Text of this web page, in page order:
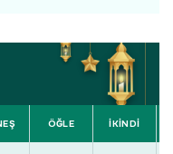
ÖĞLE İKİNDİ